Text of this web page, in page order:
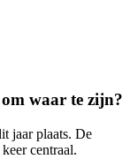
waar te zijn?
jaar plaats. De
centraal.